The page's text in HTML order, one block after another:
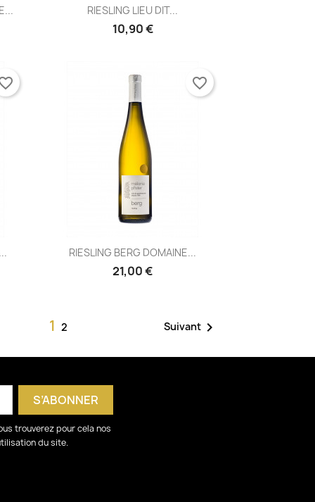
RIESLING LIEU DIT...
10,90 €
Aperçu rapide
RIESLING BERG DOMAINE...
21,00 €
Aperçu rapide
favorite_border
12 Suivant
trouverez pour cela nos
du site.